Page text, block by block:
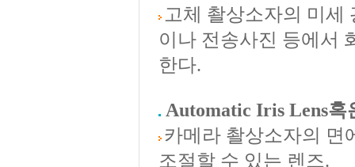
고체 촬상소자의 미세
이나 전송사진 등에서
한다.
Automatic Iris Lens혹
카메라 촬상소자의 면
조절할 수 있는 렌즈.